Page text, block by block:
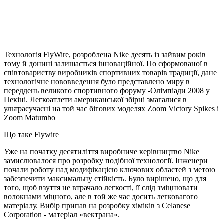
Технологія FlyWire, розроблена Nike десять із зайвим років
тому й донині залишається інноваційної. По сформованої в
співтовариству виробників спортивних товарів традиції, дане
технологічне нововведення було представлено миру в
переддень великого спортивного форуму -Олімпіади 2008 у
Пекіні. Легкоатлети американської збірні змагалися в
ультрасучасні на той час бігових моделях Zoom Victory Spikes і
Zoom Matumbo
Що таке Flywire
Уже на початку десятиліття виробниче керівництво Nike
замислювалося про розробку подібної технології. Інженери
почали роботу над модифікацією ключових областей з метою
забезпечити максимальну стійкість. Було вирішено, що для
того, щоб взуття не втрачало легкості, її слід зміцнювати
волокнами міцного, але в той же час досить легковагого
матеріалу. Вибір припав на розробку хіміків з Celanese
Corporation - матеріал «вектрана».